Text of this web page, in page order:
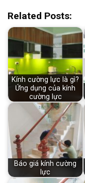
Related Posts:
Kính cường lực là gì?
Ứng dụng của kính
cường lực
Báo giá kính cường
lực